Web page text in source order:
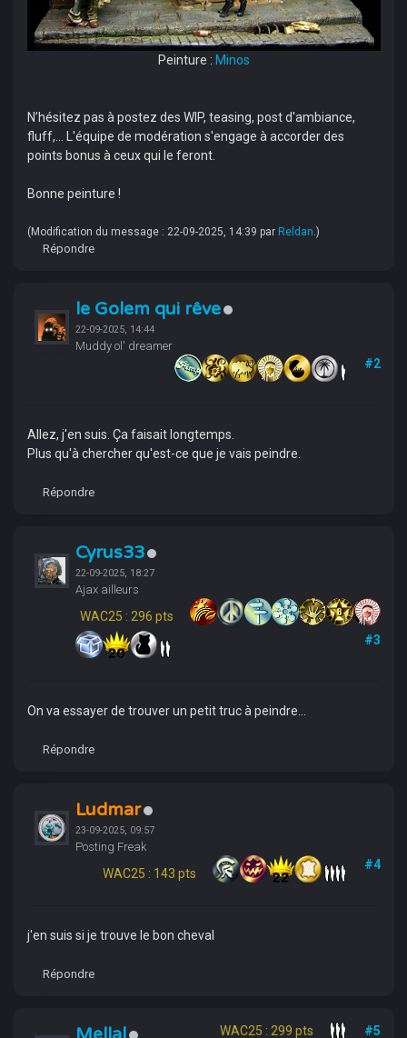
Peinture : Minos
N’hésitez pas à postez des WIP, teasing, post d'ambiance,
fluff,... L'équipe de modération s'engage à accorder des
points bonus à ceux qui le feront.
Bonne peinture !
(Modification du message : 22-09-2025, 14:39 par Reldan.)
Répondre
le Golem qui rêve
22-09-2025, 14:44
Muddy ol' dreamer
#2
Allez, j'en suis. Ça faisait longtemps.
Plus qu'à chercher qu'est-ce que je vais peindre.
Répondre
Cyrus33
22-09-2025, 18:27
Ajax ailleurs
WAC25 : 296 pts
#3
On va essayer de trouver un petit truc à peindre...
Répondre
Ludmar
23-09-2025, 09:57
Posting Freak
WAC25 : 143 pts
#4
j'en suis si je trouve le bon cheval
Répondre
WAC25 : 299 pts #5